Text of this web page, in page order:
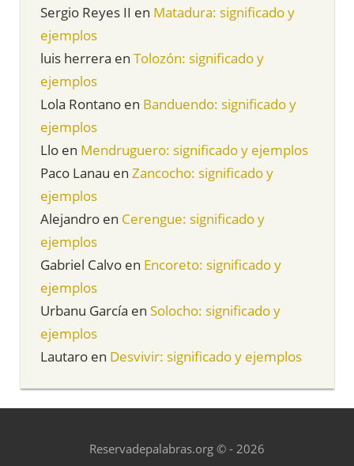
Sergio Reyes II en Matadura: significado y
ejemplos
luis herrera en Tolozón: significado y
ejemplos
Lola Rontano en Banduendo: significado y
ejemplos
Llo en Mendruguero: significado y ejemplos
Paco Lanau en Zancocho: significado y
ejemplos
Alejandro en Cerengue: significado y
ejemplos
Gabriel Calvo en Encoreto: significado y
ejemplos
Urbanu García en Solocho: significado y
ejemplos
Lautaro en Desvivir: significado y ejemplos
Reservadepalabras.org © - 2026